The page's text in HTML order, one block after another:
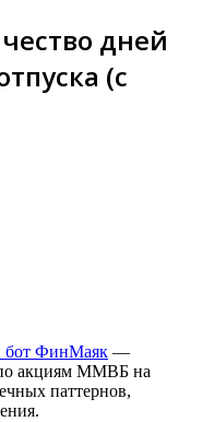
дней
(с
бот ФинМаяк —
по акциям ММВБ на
паттернов,